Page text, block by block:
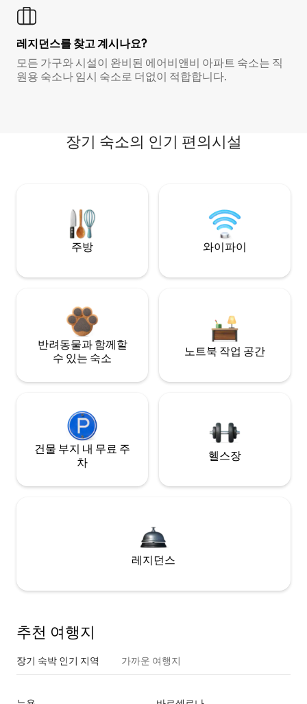
레지던스를 찾고 계시나요?
모든 가구와 시설이 완비된 에어비앤비 아파트 숙소는 직
원용 숙소나 임시 숙소로 더없이 적합합니다.
장기 숙소의 인기 편의시설
주방 와이파이
반려동물과 함께할
수 있는 숙소
노트북 작업 공간
건물 부지 내 무료 주
차
헬스장
레지던스
추천 여행지
장기 숙박 인기 지역 가까운 여행지